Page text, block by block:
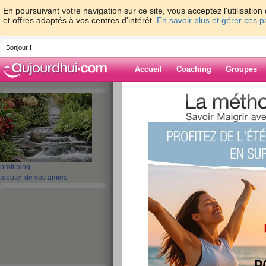
En poursuivant votre navigation sur ce site, vous acceptez
et offres adaptés à vos centres d'intérêt. En savoir plus et gérer ces
Bonjour !
Accueil Coaching Groupes
profil blog
ajouter de vos amies
> >
Blog de
bonjour a vous
héllo comment allez vous , moi ça peu
allé ,
quand meme et vous , chez moi le soleil
de ( homar
), pas de plagece week-
bien je vous souhaites une bonne semaine